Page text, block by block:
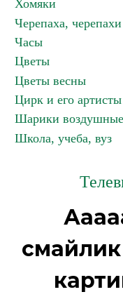
Хомяки
Черепаха, черепахи
Часы
Цветы
Цветы весны
Цирк и его артисты
Шарики воздушные
Школа, учеба, вуз